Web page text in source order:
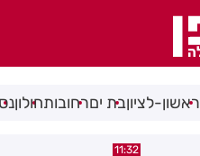
ראשון-לציוןבת יםרחובותחולון